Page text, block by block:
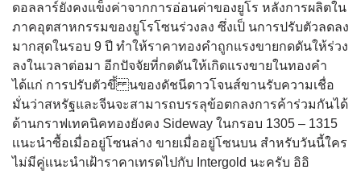
ดอลลาร์ยังคงแข็งค่าจากการอ่อนค่าของยูโร หลังการผลิตใน
ภาคอุตสาหกรรมของยูโรโซนร่วงลง ซึ่งเป็ นการปรับตัวลดลง
มากสุดในรอบ 9 ปี ทําให้ราคาทองคําถูกแรงขายกดดันให้ร่วง
ลงในเวลาต่อมา อีกปัจจัยที่กดดันให้เกิดแรงขายในทองคํา
ได้แก่ การปรับตัวขึ้ นของดัชนีดาวโจนส์ขานรับความเชื่อ
มั่นว่าสหรัฐและจีนจะสามารถบรรลุข้อตกลงการค้าร่วมกันได้
ด้านกราฟเทคนิคทองยังคง Sideway ในกรอบ 1305 – 1315
เเนะนำซื้อเมื่ออยู่โซนล่าง ขายเมื่ออยู่โซนบน สำหรับวันนี้ใคร
ไม่มีคู่เเนะนำเฝ้าราคาเทรดไปกับ Intergold นะครับ อิอิ